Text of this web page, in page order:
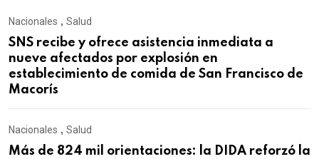
Nacionales , Salud
SNS recibe y ofrece asistencia inmediata a
nueve afectados por explosión en
establecimiento de comida de San Francisco de
Macorís
Nacionales , Salud
Más de 824 mil orientaciones: la DIDA reforzó la